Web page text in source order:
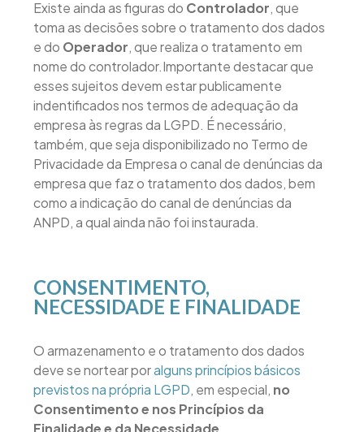
Existe ainda as figuras do Controlador, que
toma as decisões sobre o tratamento dos dados
e do Operador, que realiza o tratamento em
nome do controlador.Importante destacar que
esses sujeitos devem estar publicamente
indentificados nos termos de adequação da
empresa às regras da LGPD. É necessário,
também, que seja disponibilizado no Termo de
Privacidade da Empresa o canal de denúncias da
empresa que faz o tratamento dos dados, bem
como a indicação do canal de denúncias da
ANPD, a qual ainda não foi instaurada.
CONSENTIMENTO,
NECESSIDADE E FINALIDADE
O armazenamento e o tratamento dos dados
deve se nortear poralguns princípios básicos
previstos na própria LGPD, em especial, no
Consentimento e nos Princípios da
Finalidade e da Necessidade.